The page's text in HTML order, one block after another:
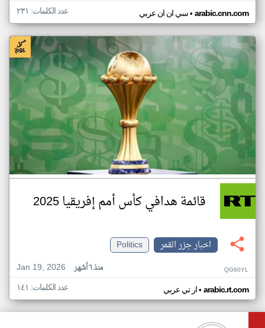
سي ان ان عربي• arabic.cnn.com عدد الكلمات: ٢٣١
قائمة هدافي كأس أمم إفريقيا 2025
اخبار جزر القمر
Politics
Jan 19, 2026
منذ ٦ أشهر QG60YL
ار تي عربي• arabic.rt.com عدد الكلمات: ١٤١